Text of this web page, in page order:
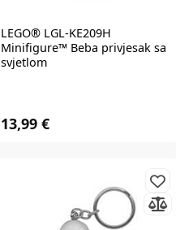
LEGO® LGL-KE209H
Minifigure™ Beba privjesak sa
svjetlom
13,99 €